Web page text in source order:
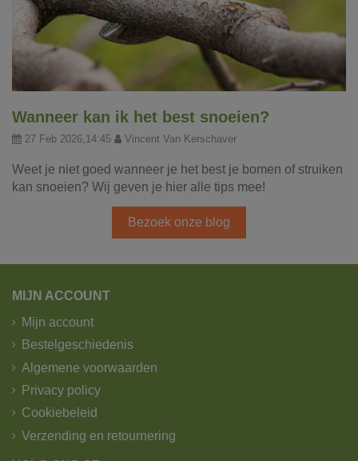
Wanneer kan ik het best snoeien?
27 Feb 2026,14:45 Vincent Van Kerschaver
Weet je niet goed wanneer je het best je bomen of struiken
kan snoeien? Wij geven je hier alle tips mee!
Bezoek onze blog
MIJN ACCOUNT
Mijn account
Bestelgeschiedenis
Algemene voorwaarden
Privacy policy
Cookiebeleid
Verzending en retournering